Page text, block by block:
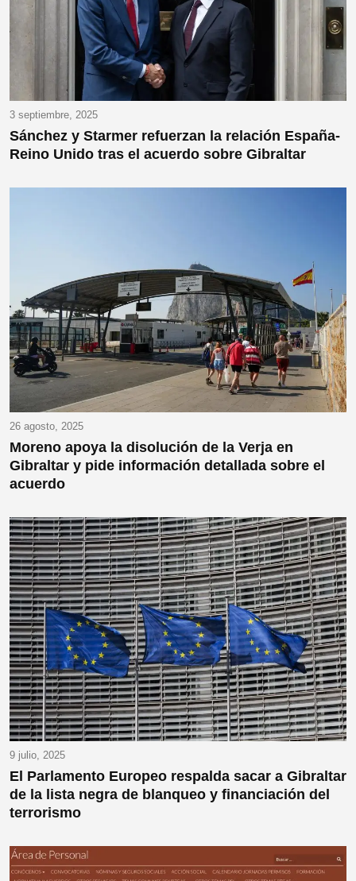
3 septiembre, 2025
Sánchez y Starmer refuerzan la relación España-
Reino Unido tras el acuerdo sobre Gibraltar
26 agosto, 2025
Moreno apoya la disolución de la Verja en
Gibraltar y pide información detallada sobre el
acuerdo
9 julio, 2025
El Parlamento Europeo respalda sacar a Gibraltar
de la lista negra de blanqueo y financiación del
terrorismo